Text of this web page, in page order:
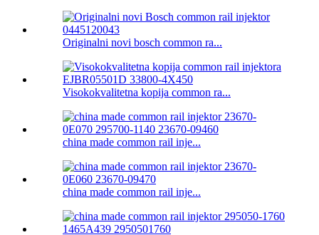
Originalni novi bosch common ra...
Visokokvalitetna kopija common ra...
china made common rail inje...
china made common rail inje...